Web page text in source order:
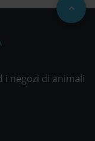
i negozi di animali